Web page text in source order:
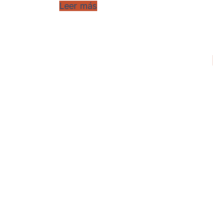
Leer más